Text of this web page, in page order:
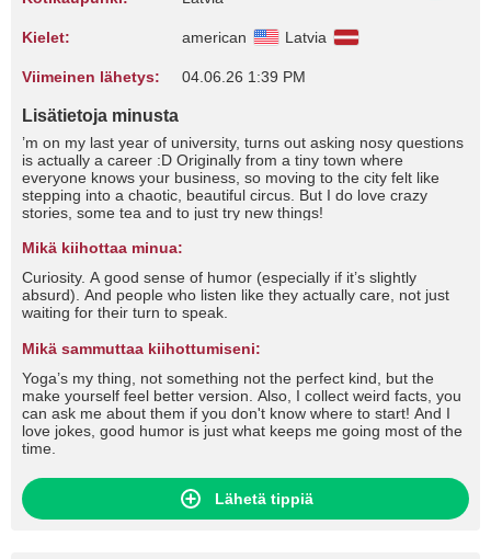
Kielet: american Latvia
Viimeinen lähetys: 04.06.26 1:39 PM
Lisätietoja minusta
’m on my last year of university, turns out asking nosy questions
is actually a career :D Originally from a tiny town where
everyone knows your business, so moving to the city felt like
stepping into a chaotic, beautiful circus. But I do love crazy
stories, some tea and to just try new things!
Mikä kiihottaa minua:
Curiosity. A good sense of humor (especially if it’s slightly
absurd). And people who listen like they actually care, not just
waiting for their turn to speak.
Mikä sammuttaa kiihottumiseni:
Yoga’s my thing, not something not the perfect kind, but the
make yourself feel better version. Also, I collect weird facts, you
can ask me about them if you don't know where to start! And I
love jokes, good humor is just what keeps me going most of the
time.
Lähetä tippiä